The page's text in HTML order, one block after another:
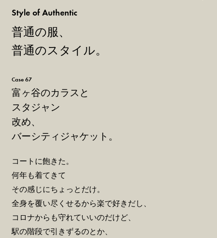
Style of Authentic
普通の服、
普通のスタイル。
Case 67
富ヶ谷のカラスと
スタジャン
改め、
バーシティジャケット。
コートに飽きた。
何年も着てきて
その感じにちょっとだけ。
全身を覆い尽くせるから楽で好きだし、
コロナからも守れていいのだけど、
駅の階段で引きずるのとか、